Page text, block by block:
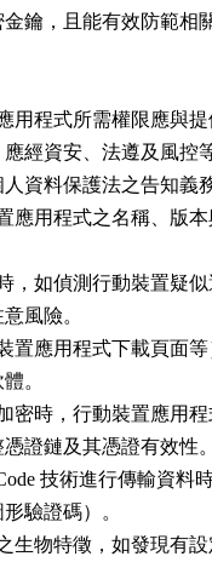
密金鑰，且能有效防範相
應用程式所需權限應與
，應經資安、法遵及風控
個人資料保護法之告知義
置應用程式之名稱、版
時，如偵測行動裝置疑
意風險。
裝置應用程式下載頁面
。
加密時，行動裝置應用
整憑證鏈及其憑證有效性
技術進行傳輸資料
形驗證碼）。
之生物特徵，如發現有